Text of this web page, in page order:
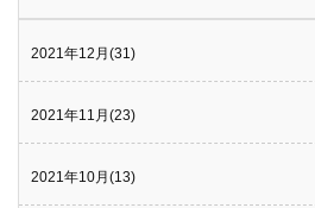
2021年12月(31)
2021年11月(23)
2021年10月(13)